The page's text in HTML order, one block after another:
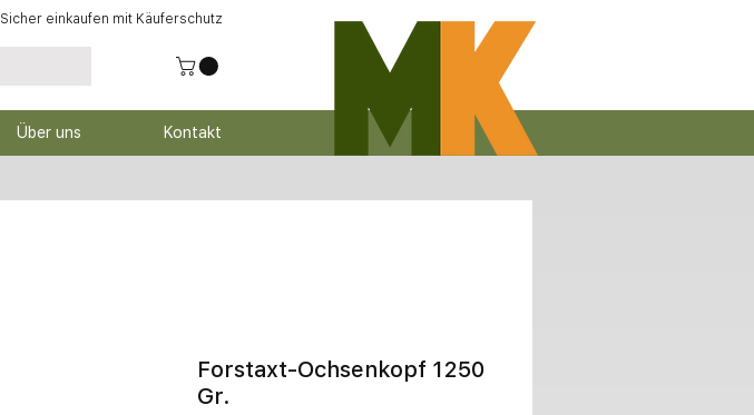
Über uns Kontakt
Sicher einkaufen mit Käuferschutz
Forstaxt-Ochsenkopf 1250
Gr.